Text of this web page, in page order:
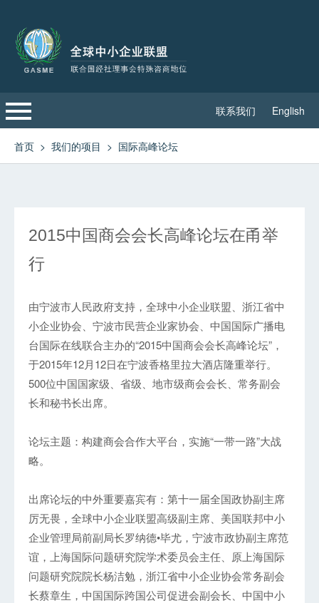
联系我们 English
首页
可持续发展委员会
首页 > 我们的项目 > 国际高峰论坛
2015中国商会会长高峰论坛在甬举
行
由宁波市人民政府支持，全球中小企业联盟、浙江省中
小企业协会、宁波市民营企业家协会、中国国际广播电
台国际在线联合主办的“2015中国商会会长高峰论坛”，
于2015年12月12日在宁波香格里拉大酒店隆重举行。
500位中国国家级、省级、地市级商会会长、常务副会
长和秘书长出席。
论坛主题：构建商会合作大平台，实施“一带一路”大战
略。
出席论坛的中外重要嘉宾有：第十一届全国政协副主席
厉无畏，全球中小企业联盟高级副主席、美国联邦中小
企业管理局前副局长罗纳德•毕尤，宁波市政协副主席范
谊，上海国际问题研究院学术委员会主任、原上海国际
问题研究院院长杨洁勉，浙江省中小企业协会常务副会
长蔡章生，中国国际跨国公司促进会副会长、中国中小